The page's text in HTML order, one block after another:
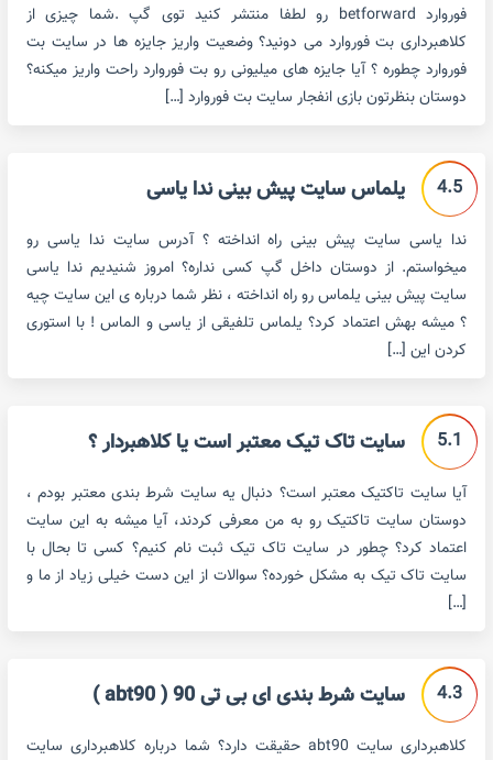
فوروارد betforward رو لطفا منتشر کنید توی گپ .شما چیزی از
کلاهبرداری بت فوروارد می دونید؟ وضعیت واریز جایزه ها در سایت بت
فوروارد چطوره ؟ آیا جایزه های میلیونی رو بت فوروارد راحت واریز میکنه؟
دوستان بنظرتون بازی انفجار سایت بت فوروارد […]
4.5 یلماس سایت پیش بینی ندا یاسی
ندا یاسی سایت پیش بینی راه انداخته ؟ آدرس سایت ندا یاسی رو
میخواستم. از دوستان داخل گپ کسی نداره؟ امروز شنیدیم ندا یاسی
سایت پیش بینی یلماس رو راه انداخته ، نظر شما درباره ی این سایت چیه
؟ میشه بهش اعتماد کرد؟ یلماس تلفیقی از یاسی و الماس ! با استوری
کردن این […]
5.1 سایت تاک تیک معتبر است یا کلاهبردار ؟
آیا سایت تاکتیک معتبر است؟ دنبال یه سایت شرط بندی معتبر بودم ،
دوستان سایت تاکتیک رو به من معرفی کردند، آیا میشه به این سایت
اعتماد کرد؟ چطور در سایت تاک تیک ثبت نام کنیم؟ کسی تا بحال با
سایت تاک تیک به مشکل خورده؟ سوالات از این دست خیلی زیاد از ما و
[…]
4.3 سایت شرط بندی ای بی تی 90 ( abt90 )
کلاهبرداری سایت abt90 حقیقت دارد؟ شما درباره کلاهبرداری سایت